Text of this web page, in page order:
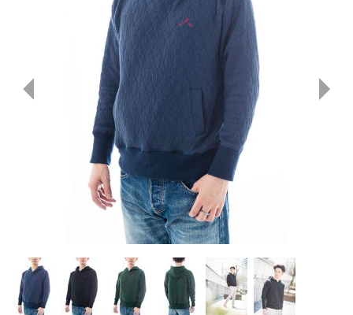
PANTS : パンツ
TOPS : トップス
T-SHIRT : Tシャツ
KNIT : ニット
SHIRT : シャツ
OUTERS : アウター
LADIES : レディース
DENIM : デニム
PANTS/SKIRT : パンツ・スカート
TOPS : トップス